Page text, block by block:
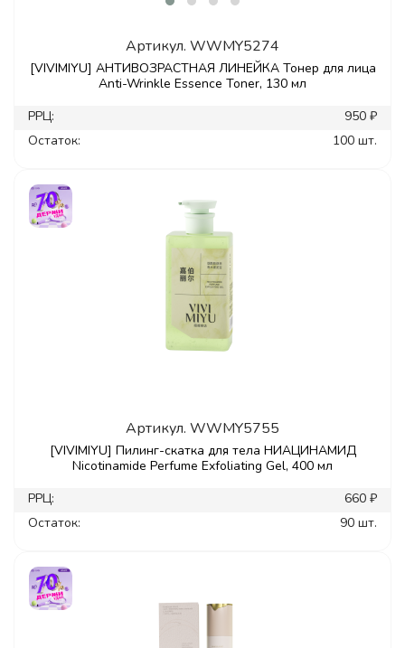
Артикул. WWMY5274
[VIVIMIYU] АНТИВОЗРАСТНАЯ ЛИНЕЙКА Тонер для лица
Anti-Wrinkle Essence Toner, 130 мл
РРЦ:
950 ₽
Остаток:
100 шт.
Артикул. WWMY5755
[VIVIMIYU] Пилинг-скатка для тела НИАЦИНАМИД
Nicotinamide Perfume Exfoliating Gel, 400 мл
РРЦ:
660 ₽
Остаток:
90 шт.